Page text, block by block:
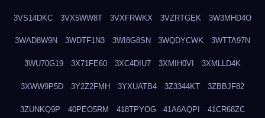
3VS14DKC 3VX5WW8T 3VXFRWKX 3VZRTGEK 3W3MHD4O
3WAD8W9N 3WDTF1N3 3WI8G8SN 3WQDYCWK 3WTTA97N
3WU70G19 3X71FE60 3XC4DIU7 3XMIH0VI 3XMLLD4K
3XWW9P5D 3Y2Z2FMH 3YXUATB4 3Z3344KT 3ZBBJF82
3ZUNKQ9P 40PEO5RM 418TPYOG 41A6AQPI 41CR68ZC